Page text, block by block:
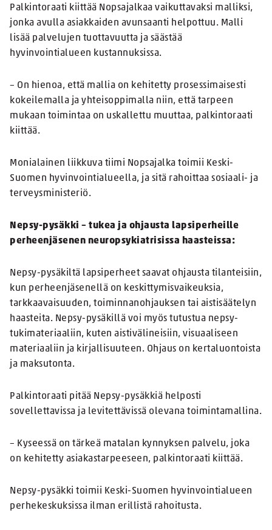
Palkintoraati kiittää Nopsajalkaa vaikuttavaksi malliksi,
jonka avulla asiakkaiden avunsaanti helpottuu. Malli
lisää palvelujen tuottavuutta ja säästää
hyvinvointialueen kustannuksissa.
– On hienoa, että mallia on kehitetty prosessimaisesti
kokeilemalla ja yhteisoppimalla niin, että tarpeen
mukaan toimintaa on uskallettu muuttaa, palkintoraati
kiittää.
Monialainen liikkuva tiimi Nopsajalka toimii Keski-
Suomen hyvinvointialueella, ja sitä rahoittaa sosiaali- ja
terveysministeriö.
Nepsy-pysäkki – tukea ja ohjausta lapsiperheille
perheenjäsenen neuropsykiatrisissa haasteissa:
Nepsy-pysäkiltä lapsiperheet saavat ohjausta tilanteisiin,
kun perheenjäsenellä on keskittymisvaikeuksia,
tarkkaavaisuuden, toiminnanohjauksen tai aistisäätelyn
haasteita. Nepsy-pysäkillä voi myös tutustua nepsy-
tukimateriaaliin, kuten aistivälineisiin, visuaaliseen
materiaaliin ja kirjallisuuteen. Ohjaus on kertaluontoista
ja maksutonta.
Palkintoraati pitää Nepsy-pysäkkiä helposti
sovellettavissa ja levitettävissä olevana toimintamallina.
– Kyseessä on tärkeä matalan kynnyksen palvelu, joka
on kehitetty asiakastarpeeseen, palkintoraati kiittää.
Nepsy-pysäkki toimii Keski-Suomen hyvinvointialueen
perhekeskuksissa ilman erillistä rahoitusta.